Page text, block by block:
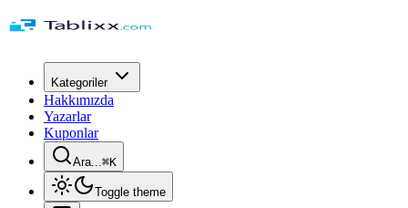
Kategoriler
Hakkımızda
Yazarlar
Kuponlar
Ara...⌘K
Toggle theme